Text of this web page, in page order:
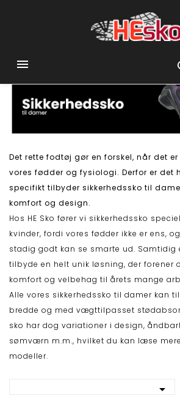

Det rette fodtøj gør en forskel, når det
vores fødder og fysiologi. Derfor er det
specifikt tilbyder sikkerhedssko til
komfort og design.
Hos HE Sko fører vi sikkerhedssko
kvinder, fordi vores fødder ikke er ens,
stadig godt kan se smarte ud. Samtidig
tilbyde en helt unik løsning, der forener
komfort og velbehag til årets mange
Alle vores sikkerhedssko til damer kan
bredde og med vægttilpasset
sko har dog variationer i design,
sømværn m.m., hvilket du kan læse
modeller.
